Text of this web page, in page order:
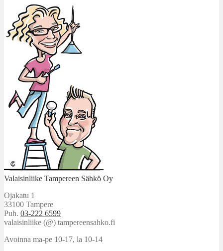
Valaisinliike Tampereen Sähkö Oy
Ojakatu 1
33100 Tampere
Puh. 03-222 6599
valaisinliike (@) tampereensahko.fi
Avoinna ma-pe 10-17, la 10-14